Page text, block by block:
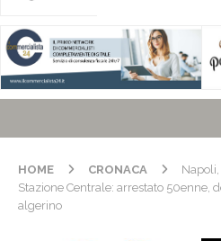
HOME CRONACA
Stazione Centrale: arrestato 50enne,
algerino